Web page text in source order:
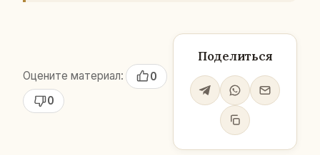
Оцените материал:
0
0
Поделиться